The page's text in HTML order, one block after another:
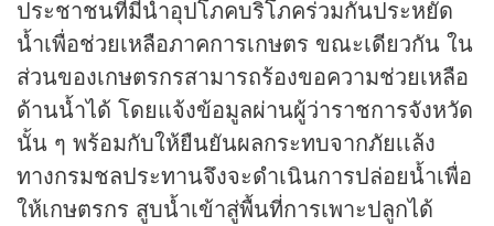
ประชาชนที่มีน้ำอุปโภคบริโภคร่วมกันประหยัด
น้ำเพื่อช่วยเหลือภาคการเกษตร ขณะเดียวกัน ใน
ส่วนของเกษตรกรสามารถร้องขอความช่วยเหลือ
ด้านน้ำได้ โดยแจ้งข้อมูลผ่านผู้ว่าราชการจังหวัด
นั้น ๆ พร้อมกับให้ยืนยันผลกระทบจากภัยเเล้ง
ทางกรมชลประทานจึงจะดำเนินการปล่อยน้ำเพื่อ
ให้เกษตรกร สูบน้ำเข้าสู่พื้นที่การเพาะปลูกได้